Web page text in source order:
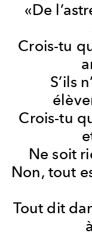
«De
Crois-tu
S’ils
Crois-tu
Ne soit
Non, tout
Tout dit